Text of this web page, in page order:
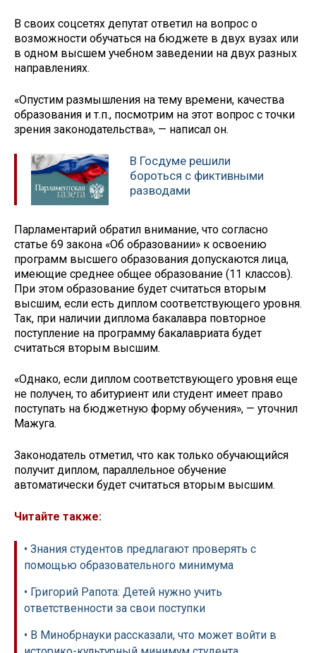
В своих соцсетях депутат ответил на вопрос о
возможности обучаться на бюджете в двух вузах или
в одном высшем учебном заведении на двух разных
направлениях.
«Опустим размышления на тему времени, качества
образования и т.п., посмотрим на этот вопрос с точки
зрения законодательства», — написал он.
В Госдуме решили
бороться с фиктивными
разводами
Парламентарий обратил внимание, что согласно
статье 69 закона «Об образовании» к освоению
программ высшего образования допускаются лица,
имеющие среднее общее образование (11 классов).
При этом образование будет считаться вторым
высшим, если есть диплом соответствующего уровня.
Так, при наличии диплома бакалавра повторное
поступление на программу бакалавриата будет
считаться вторым высшим.
«Однако, если диплом соответствующего уровня еще
не получен, то абитуриент или студент имеет право
поступать на бюджетную форму обучения», — уточнил
Мажуга.
Законодатель отметил, что как только обучающийся
получит диплом, параллельное обучение
автоматически будет считаться вторым высшим.
Читайте также:
• Знания студентов предлагают проверять с
помощью образовательного минимума
• Григорий Рапота: Детей нужно учить
ответственности за свои поступки
• В Минобрнауки рассказали, что может войти в